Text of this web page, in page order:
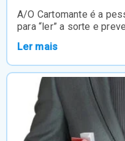
A/O Cartomante é a
para “ler” a sorte e
Ler mais